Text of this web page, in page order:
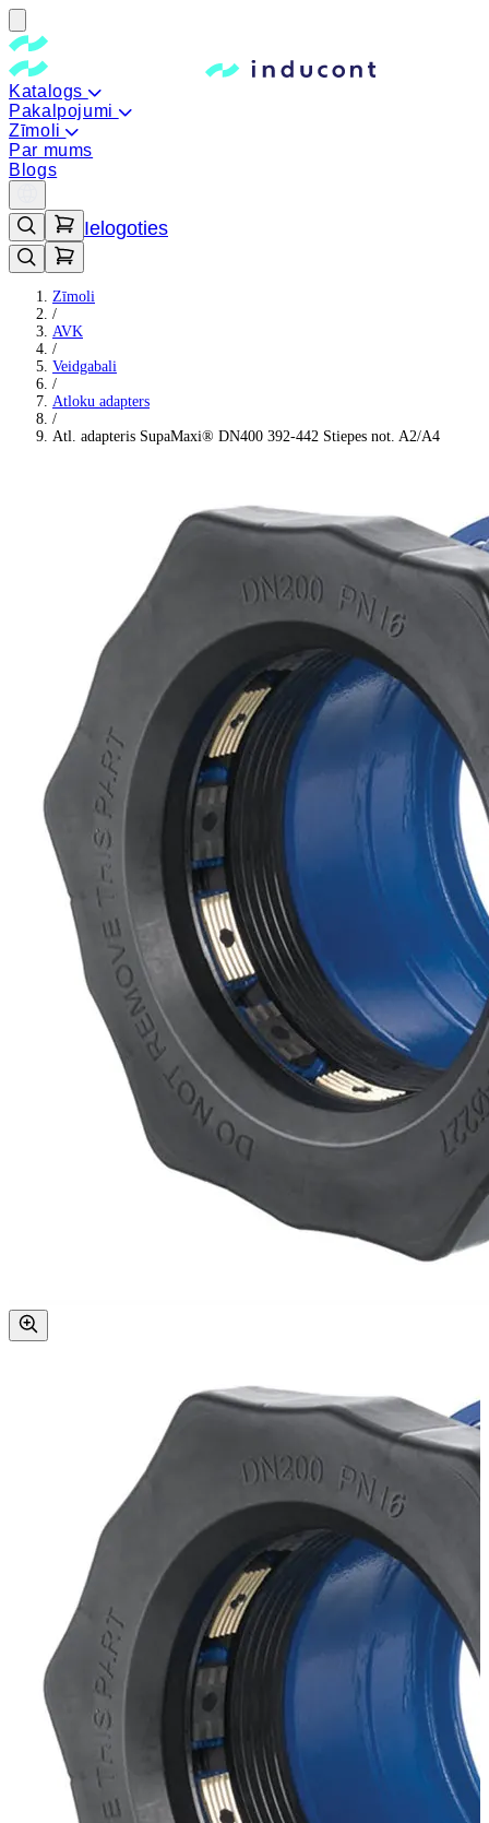
Katalogs
Pakalpojumi
Zīmoli
Par mums
Blogs
Ielogoties
Zīmoli
/
AVK
/
Veidgabali
/
Atloku adapters
/
Atl. adapteris SupaMaxi® DN400 392-442 Stiepes not. A2/A4